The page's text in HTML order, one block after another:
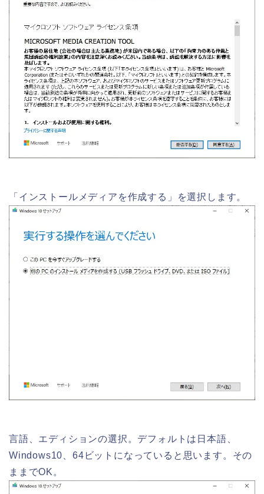
「インストールメディアを作成する」を選択します。
言語、エディションの選択。デフォルトは日本語、
Windows10、64ビットになっていると思います。その
ままでOK。